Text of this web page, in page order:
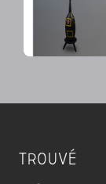
TROUVÉ